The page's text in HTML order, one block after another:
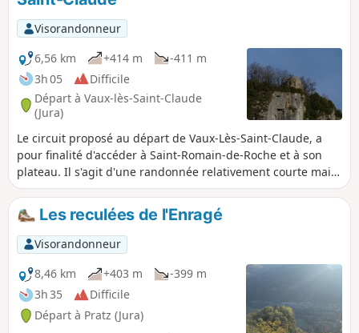
difficile, jusqu'au point de départ.
Visorandonneur
6,56 km
+414 m
-411 m
3h 05
Difficile
Départ à Vaux-lès-Saint-Claude
(Jura)
Le circuit proposé au départ de Vaux-Lès-Saint-Claude, a
pour finalité d'accéder à Saint-Romain-de-Roche et à son
plateau. Il s'agit d'une randonnée relativement courte mais
qui est intensive au niveau de l’ascension (un peu sportive).
De ce fait, elle a été classifiée comme difficile ; le parcours
situé au niveau du plateau est plutôt aisé.
Les reculées de l'Enragé
Visorandonneur
8,46 km
+403 m
-399 m
3h 35
Difficile
Départ à Pratz (Jura)